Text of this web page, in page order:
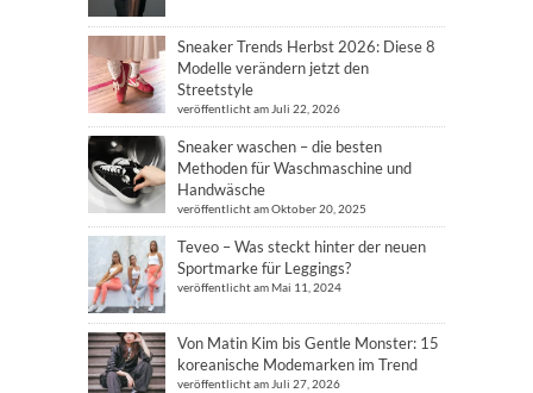
Sneaker Trends Herbst 2026: Diese 8
Modelle verändern jetzt den
Streetstyle
veröffentlicht am Juli 22, 2026
Sneaker waschen – die besten
Methoden für Waschmaschine und
Handwäsche
veröffentlicht am Oktober 20, 2025
Teveo – Was steckt hinter der neuen
Sportmarke für Leggings?
veröffentlicht am Mai 11, 2024
Von Matin Kim bis Gentle Monster: 15
koreanische Modemarken im Trend
veröffentlicht am Juli 27, 2026